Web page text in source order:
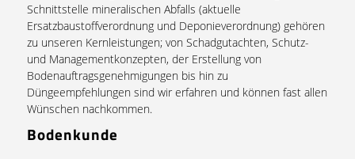
Schnittstelle mineralischen Abfalls (aktuelle
Ersatzbaustoffverordnung und Deponieverordnung) gehören
zu unseren Kernleistungen; von Schadgutachten, Schutz-
und Managementkonzepten, der Erstellung von
Bodenauftragsgenehmigungen bis hin zu
Düngeempfehlungen sind wir erfahren und können fast allen
Wünschen nachkommen.
Bodenkunde